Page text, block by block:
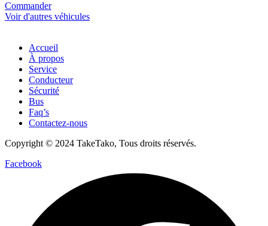
Commander
Voir d'autres véhicules
Accueil
À propos
Service
Conducteur
Sécurité
Bus
Faq’s
Contactez-nous
Copyright © 2024 TakeTako, Tous droits réservés.
Facebook